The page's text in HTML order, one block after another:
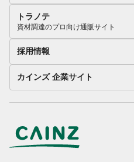
トラノテ
資材調達のプロ向け通販サイト
採用情報
カインズ 企業サイト